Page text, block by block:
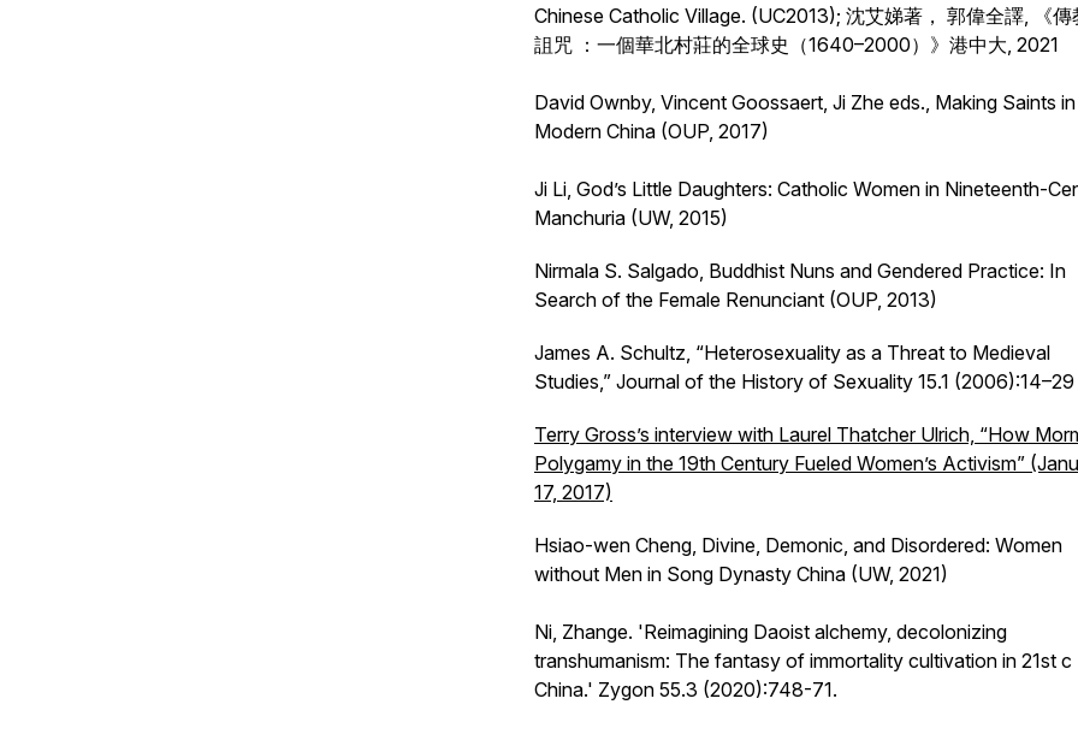
Chinese Catholic Village. (UC2013); 沈艾娣著， 郭偉全譯, 《傳
詛咒 ：一個華北村莊的全球史（1640–2000）》港中大, 2021
David Ownby, Vincent Goossaert, Ji Zhe eds., Making Saints in
Modern China (OUP, 2017)
Ji Li, God’s Little Daughters: Catholic Women in Nineteenth-
Manchuria (UW, 2015)
Nirmala S. Salgado, Buddhist Nuns and Gendered Practice: In
Search of the Female Renunciant (OUP, 2013)
James A. Schultz, “Heterosexuality as a Threat to Medieval
Studies,” Journal of the History of Sexuality 15.1 (2006):14–29
Terry Gross’s interview with Laurel Thatcher Ulrich, “How
Polygamy in the 19th Century Fueled Women’s Activism”
17, 2017)
Hsiao-wen Cheng, Divine, Demonic, and Disordered: Women
without Men in Song Dynasty China (UW, 2021)
Ni, Zhange. 'Reimagining Daoist alchemy, decolonizing
transhumanism: The fantasy of immortality cultivation in 21st c
China.' Zygon 55.3 (2020):748-71.